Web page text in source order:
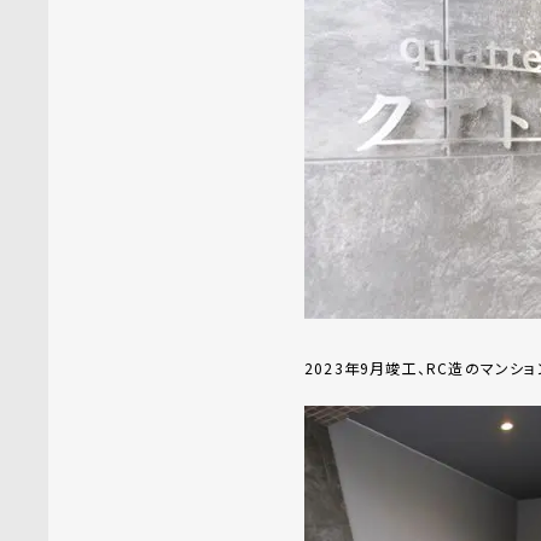
2023年9月竣工、RC造のマンショ